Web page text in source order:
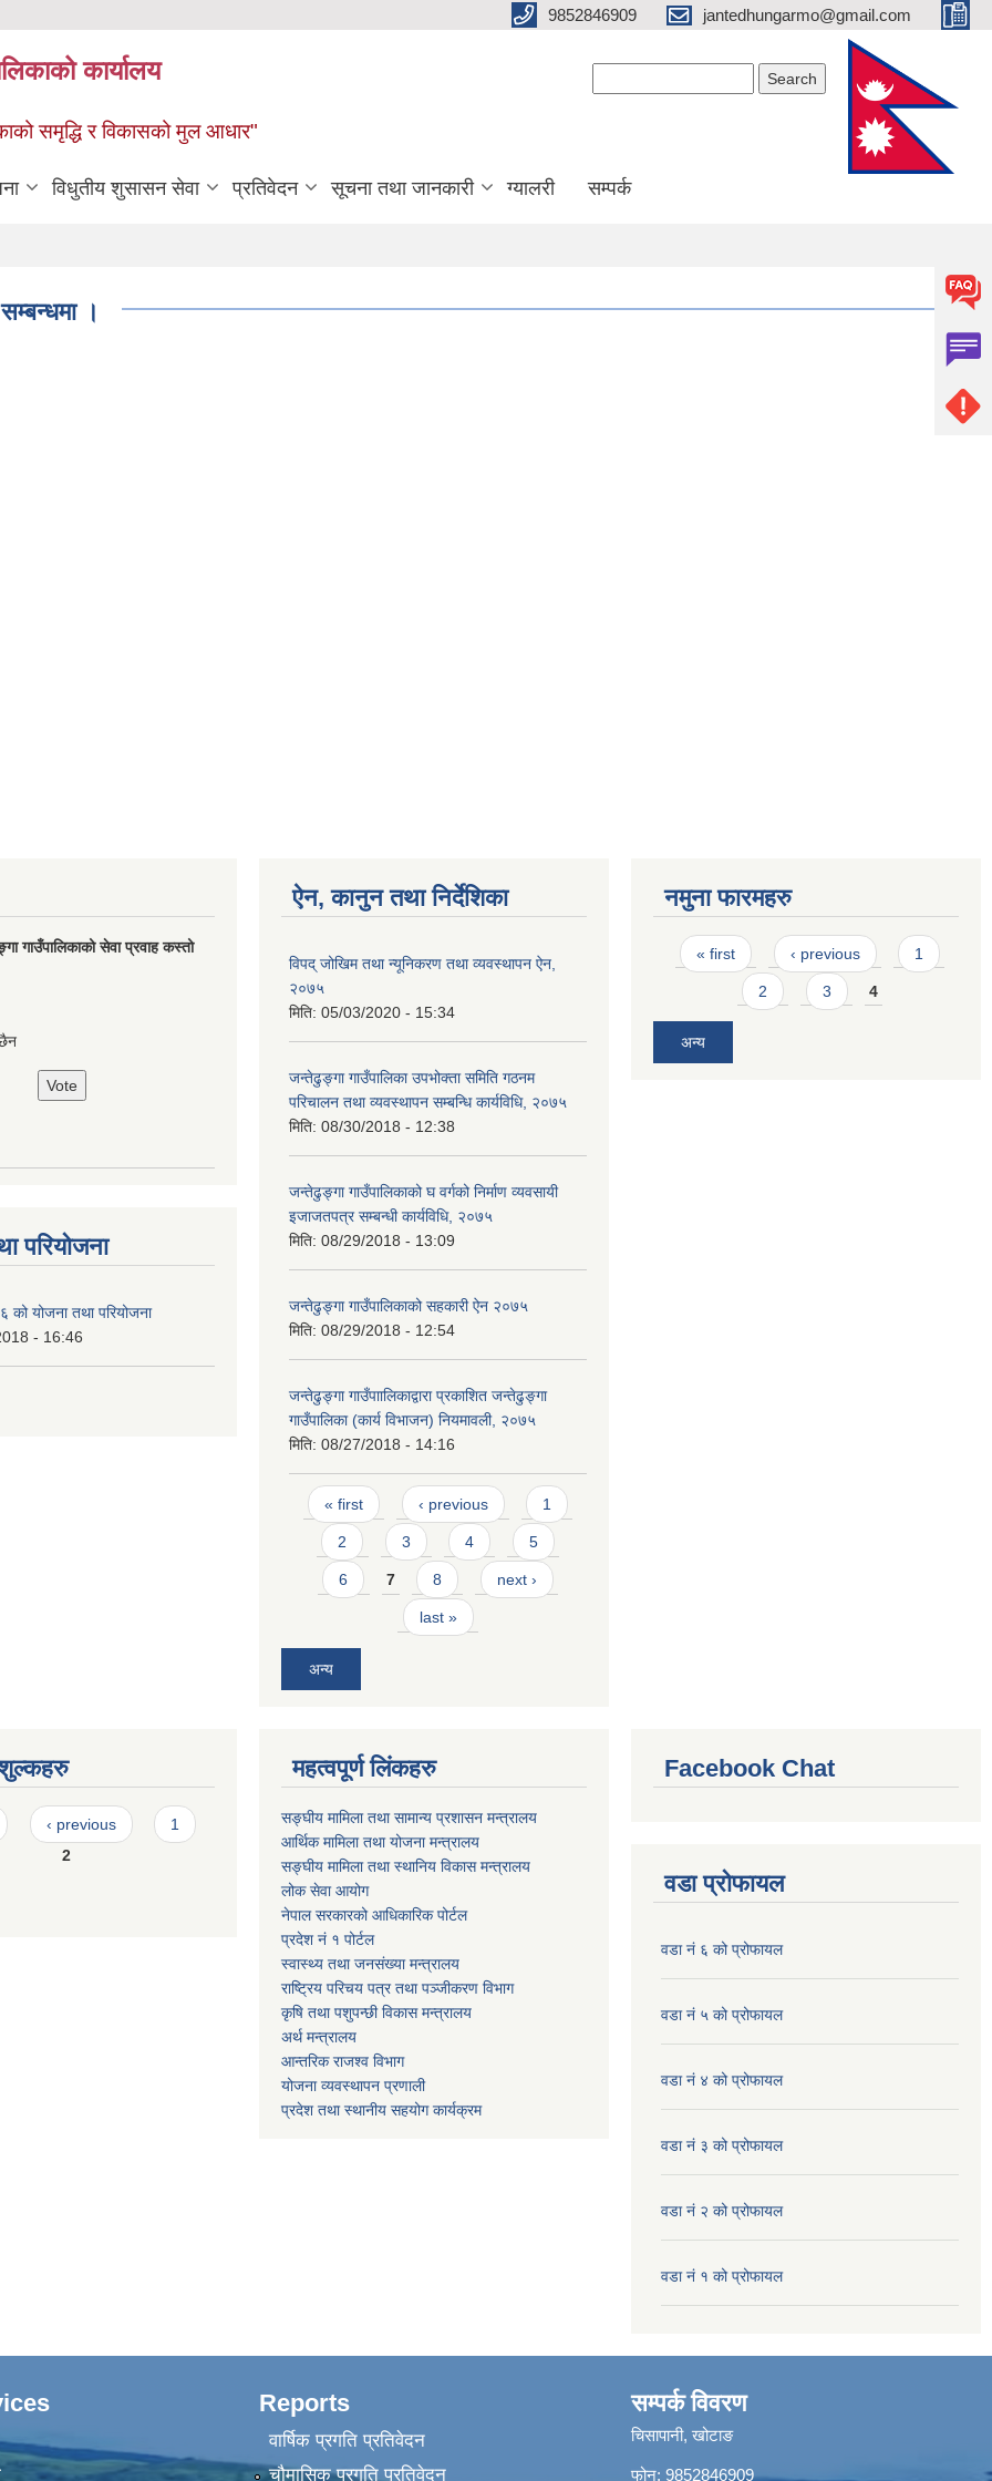
9852846909 jantedhungarmo@gmail.com
कार्यालय
समृद्धि र विकासको मुल आधार"
विधुतीय शुसासन सेवा प्रतिवेदन सूचना तथा जानकारी ग्यालरी सम्पर्क
।
गाउँपालिकाको सेवा प्रवाह कस्तो
परियोजना
योजना तथा परियोजना
- 16:46
ऐन, कानुन तथा निर्देशिका
विपद् जोखिम तथा न्यूनिकरण तथा व्यवस्थापन ऐन,
२०७५
मिति: 05/03/2020 - 15:34
जन्तेढुङ्गा गाउँपालिका उपभोक्ता समिति गठनम
परिचालन तथा व्यवस्थापन सम्बन्धि कार्यविधि, २०७५
मिति: 08/30/2018 - 12:38
जन्तेढुङ्गा गाउँपालिकाको घ वर्गको निर्माण व्यवसायी
इजाजतपत्र सम्बन्धी कार्यविधि, २०७५
मिति: 08/29/2018 - 13:09
जन्तेढुङ्गा गाउँपालिकाको सहकारी ऐन २०७५
मिति: 08/29/2018 - 12:54
जन्तेढुङ्गा गाउँपाालिकाद्वारा प्रकाशित जन्तेढुङ्गा
गाउँपालिका (कार्य विभाजन) नियमावली, २०७५
मिति: 08/27/2018 - 14:16
Pages
« first ‹ previous 1
2 3 4 5
6 7 8 next ›
last »
अन्य
नमुना फारमहरु
Pages
« first ‹ previous 1
2 3 4
अन्य
‹ previous
1
2
महत्वपूर्ण लिंकहरु
सङ्घीय मामिला तथा सामान्य प्रशासन मन्त्रालय
आर्थिक मामिला तथा योजना मन्त्रालय
सङ्घीय मामिला तथा स्थानिय विकास मन्त्रालय
लोक सेवा आयोग
नेपाल सरकारको आधिकारिक पोर्टल
प्रदेश नं १ पोर्टल
स्वास्थ्य तथा जनसंख्या मन्त्रालय
राष्ट्रिय परिचय पत्र तथा पञ्जीकरण विभाग
कृषि तथा पशुपन्छी विकास मन्त्रालय
अर्थ मन्त्रालय
आन्तरिक राजश्व विभाग
योजना व्यवस्थापन प्रणाली
प्रदेश तथा स्थानीय सहयोग कार्यक्रम
Facebook Chat
वडा प्रोफायल
वडा नं ६ को प्रोफायल
वडा नं ५ को प्रोफायल
वडा नं ४ को प्रोफायल
वडा नं ३ को प्रोफायल
वडा नं २ को प्रोफायल
वडा नं १ को प्रोफायल
Reports
वार्षिक प्रगति प्रतिवेदन
चौमासिक प्रगति प्रतिवेदन
सम्पर्क विवरण
चिसापानी, खोटाङ
फोन: 9852846909